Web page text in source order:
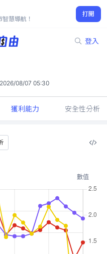
慧導航！
打開
登入
2026/08/07 05:30
獲利能力 安全性分析